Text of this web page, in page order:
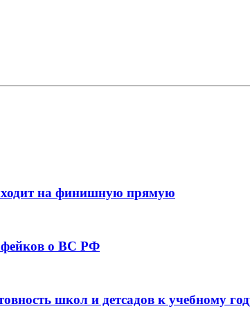
на финишную прямую
фейков о ВС РФ
школ и детсадов к учебному